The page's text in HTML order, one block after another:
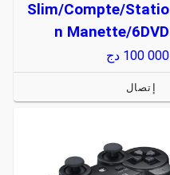
Slim/Compte/Statio
n Manette/6DVD
100 000 دج
إتصال